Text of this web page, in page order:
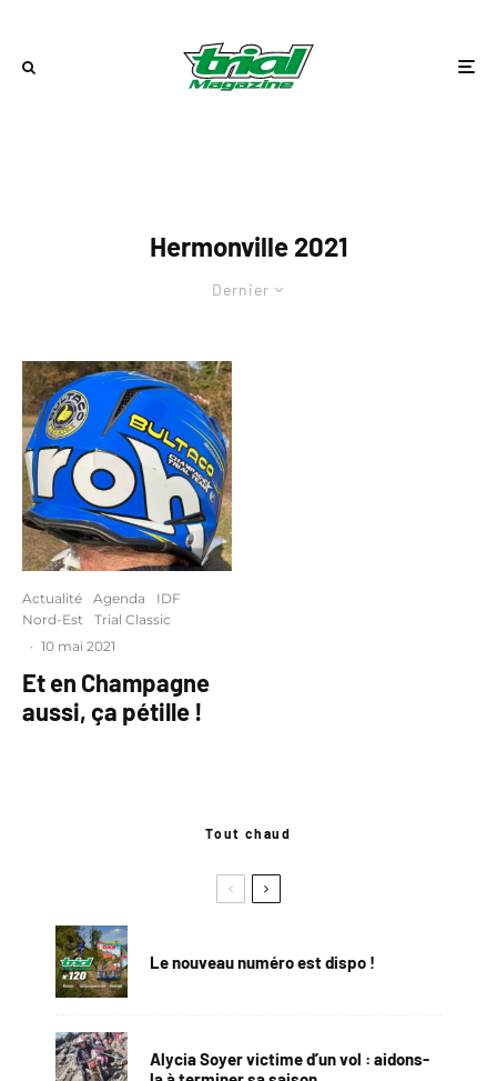
Hermonville 2021
Dernier
Actualité Agenda
IDF
Nord-Est
Trial Classic
· 10 mai 2021
Et en Champagne
aussi, ça pétille !
Tout chaud
Le nouveau numéro est dispo !
Alycia Soyer victime d’un vol : aidons-